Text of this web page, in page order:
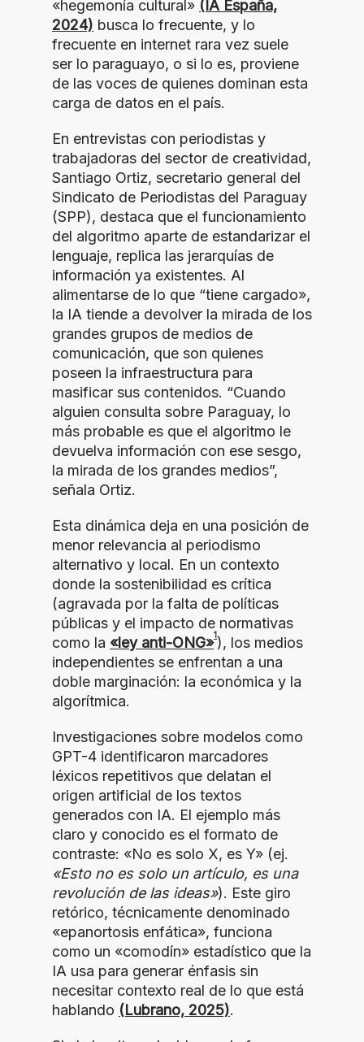
«hegemonía cultural» (IA España,
2024) busca lo frecuente, y lo
frecuente en internet rara vez suele
ser lo paraguayo, o si lo es, proviene
de las voces de quienes dominan esta
carga de datos en el país.
En entrevistas con periodistas y
trabajadoras del sector de creatividad,
Santiago Ortiz, secretario general del
Sindicato de Periodistas del Paraguay
(SPP), destaca que el funcionamiento
del algoritmo aparte de estandarizar el
lenguaje, replica las jerarquías de
información ya existentes. Al
alimentarse de lo que “tiene cargado»,
la IA tiende a devolver la mirada de los
grandes grupos de medios de
comunicación, que son quienes
poseen la infraestructura para
masificar sus contenidos. “Cuando
alguien consulta sobre Paraguay, lo
más probable es que el algoritmo le
devuelva información con ese sesgo,
la mirada de los grandes medios”,
señala Ortiz.
Esta dinámica deja en una posición de
menor relevancia al periodismo
alternativo y local. En un contexto
donde la sostenibilidad es crítica
(agravada por la falta de políticas
públicas y el impacto de normativas
como la «ley anti-ONG»1), los medios
independientes se enfrentan a una
doble marginación: la económica y la
algorítmica.
Investigaciones sobre modelos como
GPT-4 identificaron marcadores
léxicos repetitivos que delatan el
origen artificial de los textos
generados con IA. El ejemplo más
claro y conocido es el formato de
contraste: «No es solo X, es Y» (ej.
«Esto no es solo un artículo, es una
revolución de las ideas»). Este giro
retórico, técnicamente denominado
«epanortosis enfática», funciona
como un «comodín» estadístico que la
IA usa para generar énfasis sin
necesitar contexto real de lo que está
hablando (Lubrano, 2025).